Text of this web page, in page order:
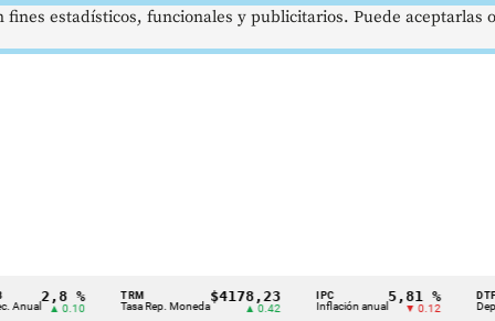
2,8 %
▲ 0.10
TRM
Tasa Rep. Moneda
$4178,23
▲ 0.42
IPC
Inflación anual
5,81 %
▼ 0.12
DTF
Dep.
estadísticos, funcionales y publicitarios. Puede aceptarlas